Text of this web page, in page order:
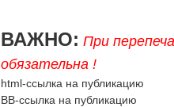
ВАЖНО: При
обязательна !
html-ссылка на публикацию
BB-ссылка на публикацию